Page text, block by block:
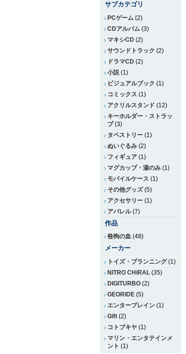
サブカテゴリ
PCゲーム (2)
CDアルバム (3)
マキシCD (2)
サウンドトラック (2)
ドラマCD (2)
小説 (1)
ビジュアルブック (1)
コミックス (1)
アクリルスタンド (12)
キーホルダー・ストラッ
プ(3)
タペストリー (1)
ぬいぐるみ (2)
フィギュア (1)
マグカップ・湯のみ (1)
モバイルケース (1)
その他グッズ(5)
アクセサリー (1)
アパレル(7)
作品
咎狗の血 (48)
メーカー
トイズ・プランニング(1)
NITRO CHiRAL (35)
DIGITURBO (2)
GEORIDE (5)
エンターブレイン (1)
Gift (2)
コトブキヤ (1)
マリン・エンタテインメ
ント (1)